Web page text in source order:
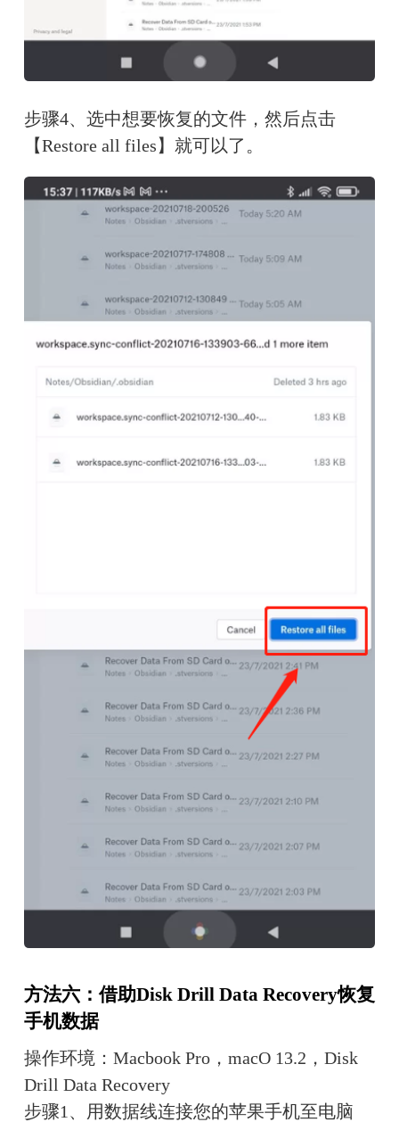
步骤4、选中想要恢复的文件，然后点击
【Restore all files】就可以了。
方法六：借助Disk Drill Data Recovery恢复
手机数据
操作环境：Macbook Pro，macO 13.2，Disk
Drill Data Recovery
步骤1、用数据线连接您的苹果手机至电脑